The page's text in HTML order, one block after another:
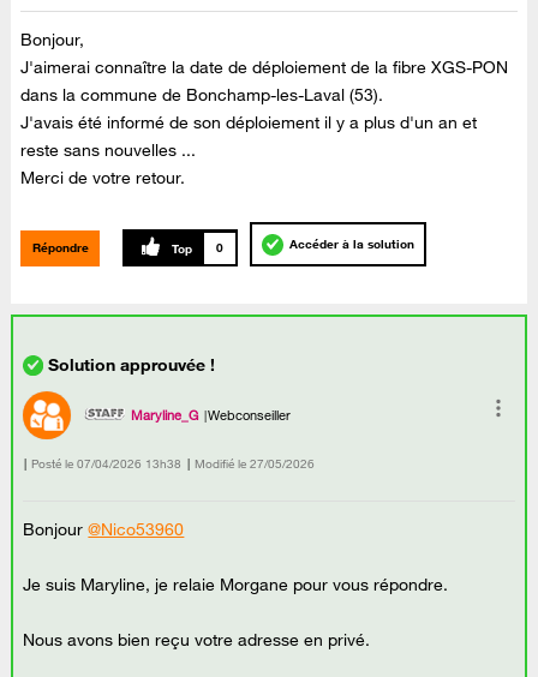
Bonjour,
J'aimerai connaître la date de déploiement de la fibre XGS-PON
dans la commune de Bonchamp-les-Laval (53).
J'avais été informé de son déploiement il y a plus d'un an et
reste sans nouvelles ...
Merci de votre retour.
Répondre 0 Accéder à la solution
Maryline_G Webconseiller
Posté le ‎07/04/2026 13h38 Modifié le 27/05/2026
Bonjour@Nico53960
Je suis Maryline, je relaie Morgane pour vous répondre.
Nous avons bien reçu votre adresse en privé.